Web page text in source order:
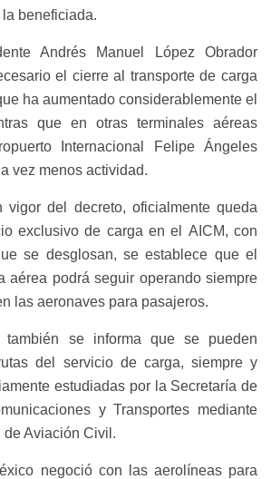
beneficiada.
Andrés Manuel López Obrador
el cierre al transporte de carga
ha aumentado considerablemente el
que en otras terminales aéreas
Internacional Felipe Ángeles
vez menos actividad.
del decreto, oficialmente queda
exclusivo de carga en el AICM, con
se desglosan, se establece que el
aérea podrá seguir operando siempre
las aeronaves para pasajeros.
también se informa que se pueden
del servicio de carga, siempre y
estudiadas por la Secretaría de
y Transportes mediante
de Aviación Civil.
negoció con las aerolíneas para